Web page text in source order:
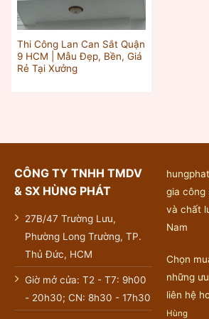
Thi Công Lan Can Sắt Quận
9 HCM | Mẫu Đẹp, Bền, Giá
Rẻ Tại Xưởng
CÔNG TY TNHH TMDV
& SX HÙNG PHÁT
27B/47 Trường Lưu,
Phường Long Trường, TP.
Thủ Đức, HCM
Giờ mở cửa: T2 - T7: 9h00
- 20h30; CN: 8h30 - 17h30
gia công
và chất
Nam
Chọn
những
liên hệ
Hùng